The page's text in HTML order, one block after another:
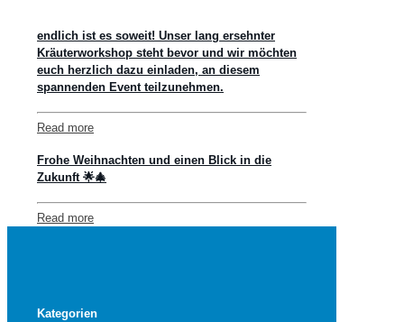
endlich ist es soweit! Unser lang ersehnter
Kräuterworkshop steht bevor und wir möchten
euch herzlich dazu einladen, an diesem
spannenden Event teilzunehmen.
Read more
Frohe Weihnachten und einen Blick in die
Zukunft 🌟🎄
Read more
Kategorien